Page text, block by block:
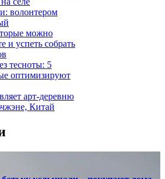
волонтером
можно
и успеть собрать
тесноты: 5
оптимизируют
арт-деревню
Китай